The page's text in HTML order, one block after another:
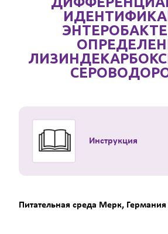
Инструкция
Питательная среда Мерк, Германия